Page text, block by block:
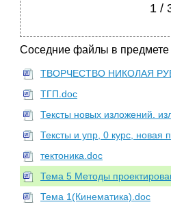
1 /
Соседние файлы в предмете
ТВОРЧЕСТВО НИКОЛАЯ
ТГП.doc
Тексты новых изложений.
Тексты и упр, 0 курс, новая
тектоника.doc
Тема 5 Методы
Тема 1(Кинематика).doc